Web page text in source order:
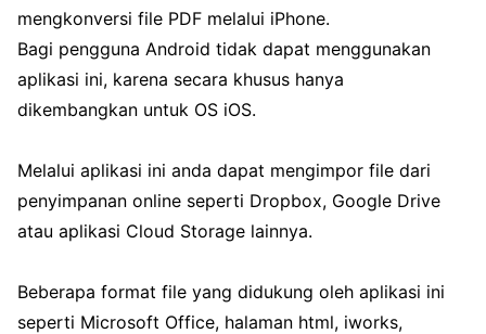
mengkonversi file PDF melalui iPhone.
Bagi pengguna Android tidak dapat menggunakan
aplikasi ini, karena secara khusus hanya
dikembangkan untuk OS iOS.
Melalui aplikasi ini anda dapat mengimpor file dari
penyimpanan online seperti Dropbox, Google Drive
atau aplikasi Cloud Storage lainnya.
Beberapa format file yang didukung oleh aplikasi ini
seperti Microsoft Office, halaman html, iworks,